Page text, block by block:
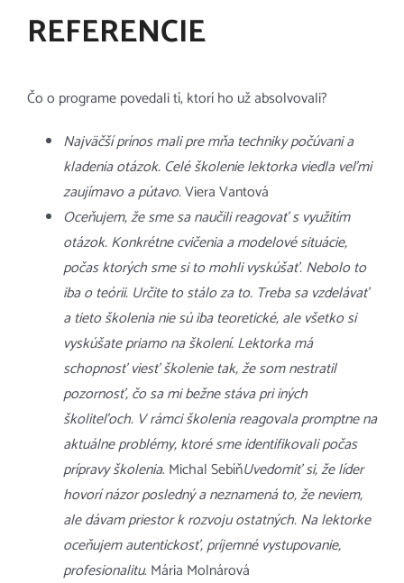
REFERENCIE
Čo o programe povedali tí, ktorí ho už absolvovali?
Najväčší prínos mali pre mňa techniky počúvani a
kladenia otázok. Celé školenie lektorka viedla veľmi
zaujímavo a pútavo.Viera Vantová
Oceňujem, že sme sa naučili reagovať s využitím
otázok. Konkrétne cvičenia a modelové situácie,
počas ktorých sme si to mohli vyskúšať. Nebolo to
iba o teórii. Určite to stálo za to. Treba sa vzdelávať
a tieto školenia nie sú iba teoretické, ale všetko si
vyskúšate priamo na školení. Lektorka má
schopnosť viesť školenie tak, že som nestratil
pozornosť, čo sa mi bežne stáva pri iných
školiteľoch. V rámci školenia reagovala promptne na
aktuálne problémy, ktoré sme identifikovali počas
prípravy školenia. Michal SebíňUvedomiť si, že líder
hovorí názor posledný a neznamená to, že neviem,
ale dávam priestor k rozvoju ostatných. Na lektorke
oceňujem autentickosť, príjemné vystupovanie,
profesionalitu. Mária Molnárová